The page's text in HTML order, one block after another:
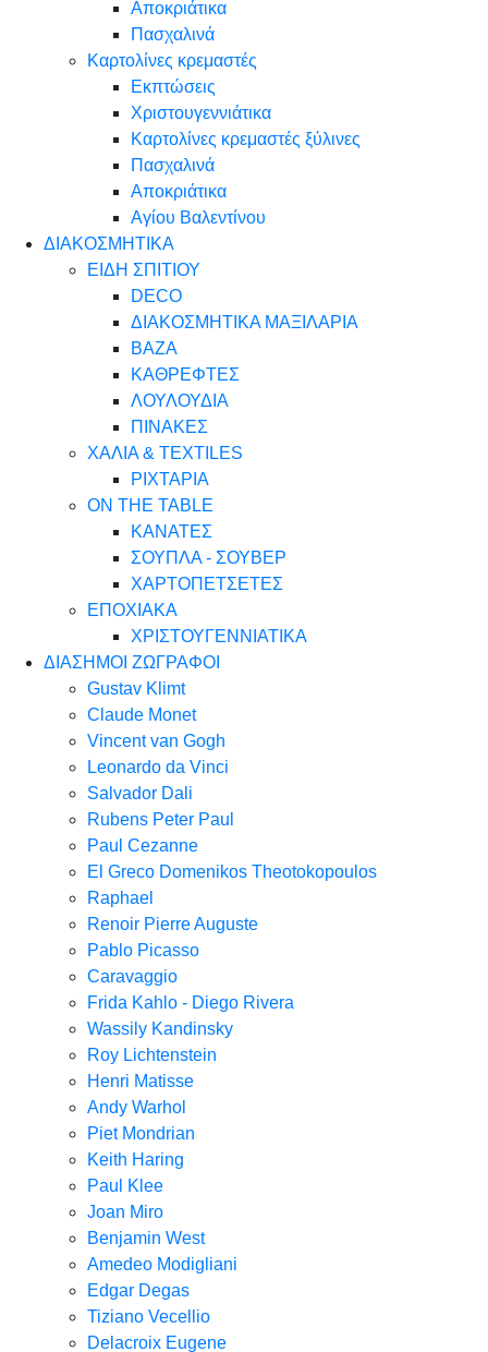
Αποκριάτικα
Πασχαλινά
Καρτολίνες κρεμαστές
Εκπτώσεις
Χριστουγεννιάτικα
Καρτολίνες κρεμαστές ξύλινες
Πασχαλινά
Αποκριάτικα
Αγίου Βαλεντίνου
ΔΙΑΚΟΣΜΗΤΙΚΑ
ΕΙΔΗ ΣΠΙΤΙΟΥ
DECO
ΔΙΑΚΟΣΜΗΤΙΚΑ ΜΑΞΙΛΑΡΙΑ
ΒΑΖΑ
ΚΑΘΡΕΦΤΕΣ
ΛΟΥΛΟΥΔΙΑ
ΠΙΝΑΚΕΣ
ΧΑΛΙΑ & TEXTILES
ΡΙΧΤΑΡΙΑ
ON THE TABLE
ΚΑΝΑΤΕΣ
ΣΟΥΠΛΑ - ΣΟΥΒΕΡ
ΧΑΡΤΟΠΕΤΣΕΤΕΣ
ΕΠΟΧΙΑΚΑ
ΧΡΙΣΤΟΥΓΕΝΝΙΑΤΙΚΑ
ΔΙΑΣΗΜΟΙ ΖΩΓΡΑΦΟΙ
Gustav Klimt
Claude Monet
Vincent van Gogh
Leonardo da Vinci
Salvador Dali
Rubens Peter Paul
Paul Cezanne
El Greco Domenikos Theotokopoulos
Raphael
Renoir Pierre Auguste
Pablo Picasso
Caravaggio
Frida Kahlo - Diego Rivera
Wassily Kandinsky
Roy Lichtenstein
Henri Matisse
Andy Warhol
Piet Mondrian
Keith Haring
Paul Klee
Joan Miro
Benjamin West
Amedeo Modigliani
Edgar Degas
Tiziano Vecellio
Delacroix Eugene